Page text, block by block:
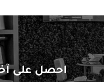
احصل على آخر